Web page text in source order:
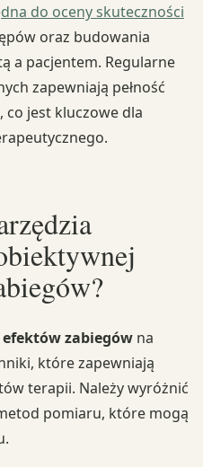
do oceny skuteczności
oraz budowania
a pacjentem. Regularne
zapewniają pełność
jest kluczowe dla
zabiegów na
które zapewniają
terapii. Należy wyróżnić
pomiaru, które mogą